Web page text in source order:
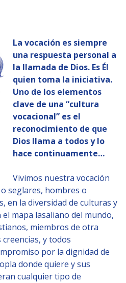
La vocación es siempre
una respuesta personal a
la llamada de Dios. Es Él
quien toma la iniciativa.
Uno de los elementos
clave de una “cultura
vocacional” es el
reconocimiento de que
Dios llama a todos y lo
hace continuamente…
Vivimos nuestra vocación
seglares, hombres o
en la diversidad de culturas y
mapa lasaliano del mundo,
miembros de otra
y todos
por la dignidad de
donde quiere y sus
cualquier tipo de